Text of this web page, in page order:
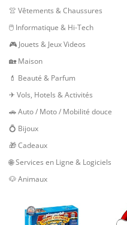
👚 Vêtements & Chaussures
🖱 Informatique & Hi-Tech
🎮 Jouets & Jeux Videos
🏡 Maison
💄 Beauté & Parfum
✈ Vols, Hotels & Activités
🚗 Auto / Moto / Mobilité douce
💍 Bijoux
🎁 Cadeaux
🌐 Services en Ligne & Logiciels
🐶 Animaux